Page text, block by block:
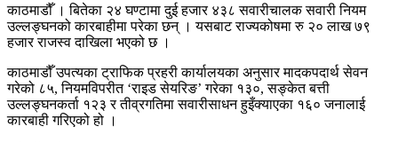
काठमाडौँ । बितेका २४ घण्टामा दुई हजार ४३८ सवारीचालक सवारी नियम
उल्लङ्घनको कारबाहीमा परेका छन् । यसबाट राज्यकोषमा रु २० लाख ७९
हजार राजस्व दाखिला भएको छ ।
काठमाडौँ उपत्यका ट्राफिक प्रहरी कार्यालयका अनुसार मादकपदार्थ सेवन
गरेको ८५, नियमविपरीत ‘राइड सेयरिङ’ गरेका १३०, सङ्केत बत्ती
उल्लङ्घनकर्ता १२३ र तीव्रगतिमा सवारीसाधन हुइँक्याएका १६० जनालाई
कारबाही गरिएको हो ।